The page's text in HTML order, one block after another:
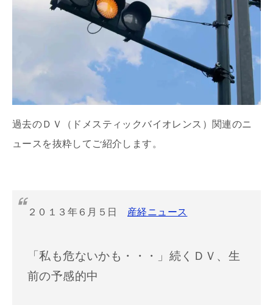
過去のＤＶ（ドメスティックバイオレンス）関連のニ
ュースを抜粋してご紹介します。
２０１３年６月５日 産経ニュース
「私も危ないかも・・・」続くＤＶ、生
前の予感的中